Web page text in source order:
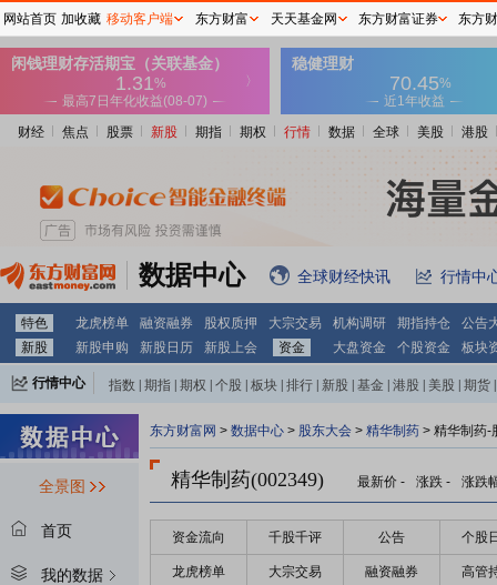
财经 焦点 股票 新股 期指 期权 行情 数据 全球 美股 港股
数据中心 全球财经快讯 行情中
特色 龙虎榜单 融资融券 股权质押 大宗交易 机构调研 期指持仓
公告
新股
新股申购 新股日历 新股上会 资金 大盘资金 个股资金 板块
行情中心 指数 期指 期权 个股 板块 排行 新股 基金 港股 美股 期货
全景图
首页
我的数据
东方财富网 > 数据中心 > 股东大会 > 精华制药 > 精华制药-
精华制药(002349) 最新价 - 涨跌 - 涨跌
资金流向 千股千评 公告 个股
龙虎榜单 大宗交易 融资融券 高管
网站首页 加收藏 移动客户端 东方财富 天天基金网 东方财富证券 东方